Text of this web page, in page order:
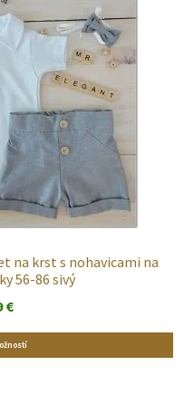
na krst s nohavicami na
56-86 sivý
€